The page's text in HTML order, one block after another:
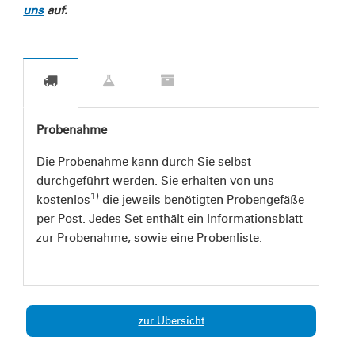
unsauf.
Probenahme
Die Probenahme kann durch Sie selbst
durchgeführt werden. Sie erhalten von uns
kostenlos1) die jeweils benötigten Probengefäße
per Post. Jedes Set enthält ein Informationsblatt
zur Probenahme, sowie eine Probenliste.
zur Übersicht